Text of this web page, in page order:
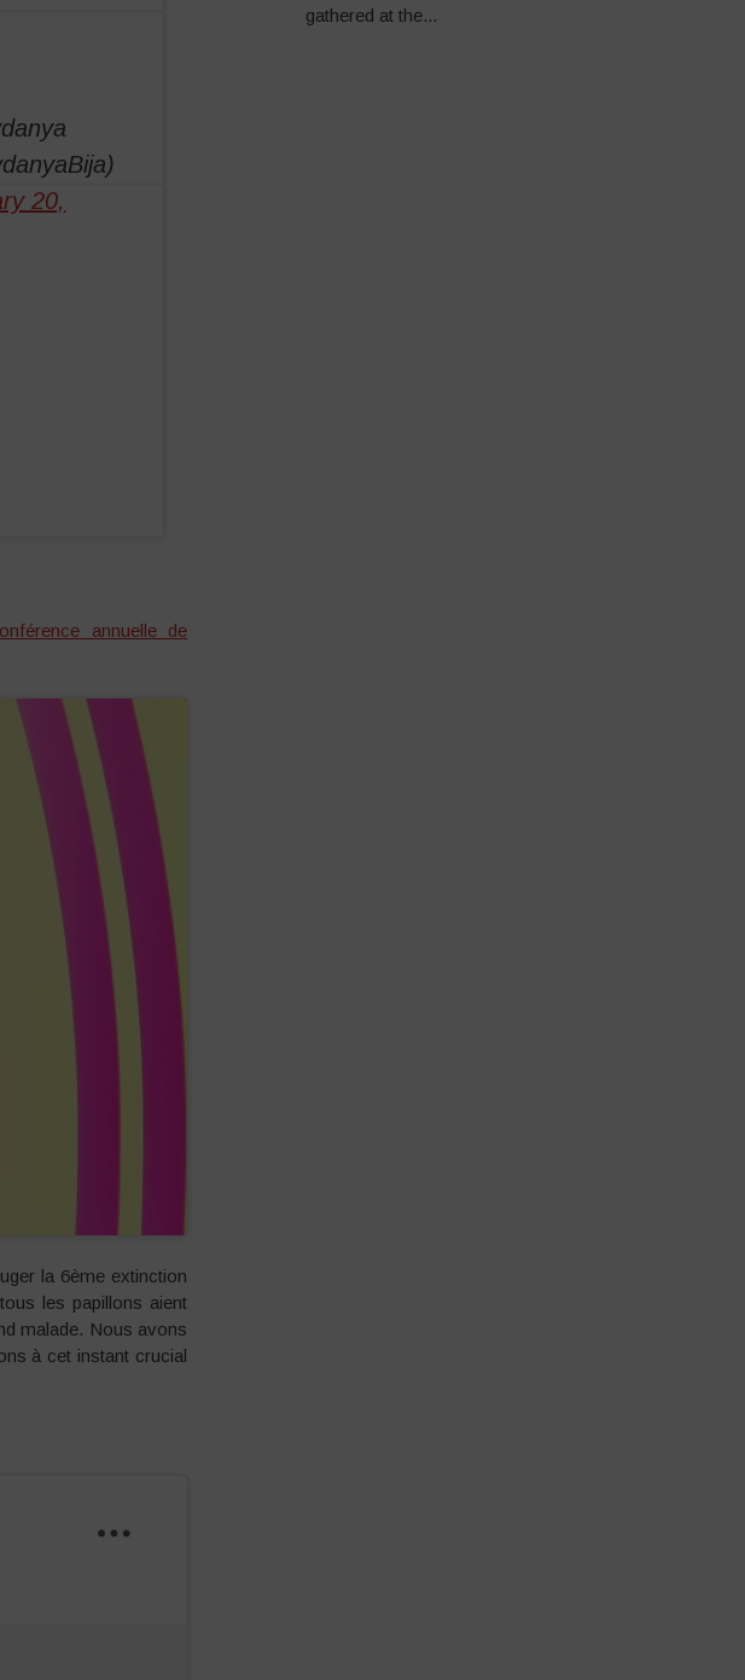
20,
annuelle de
la 6ème extinction
les papillons aient
malade. Nous avons
à cet instant crucial
gathered at the...